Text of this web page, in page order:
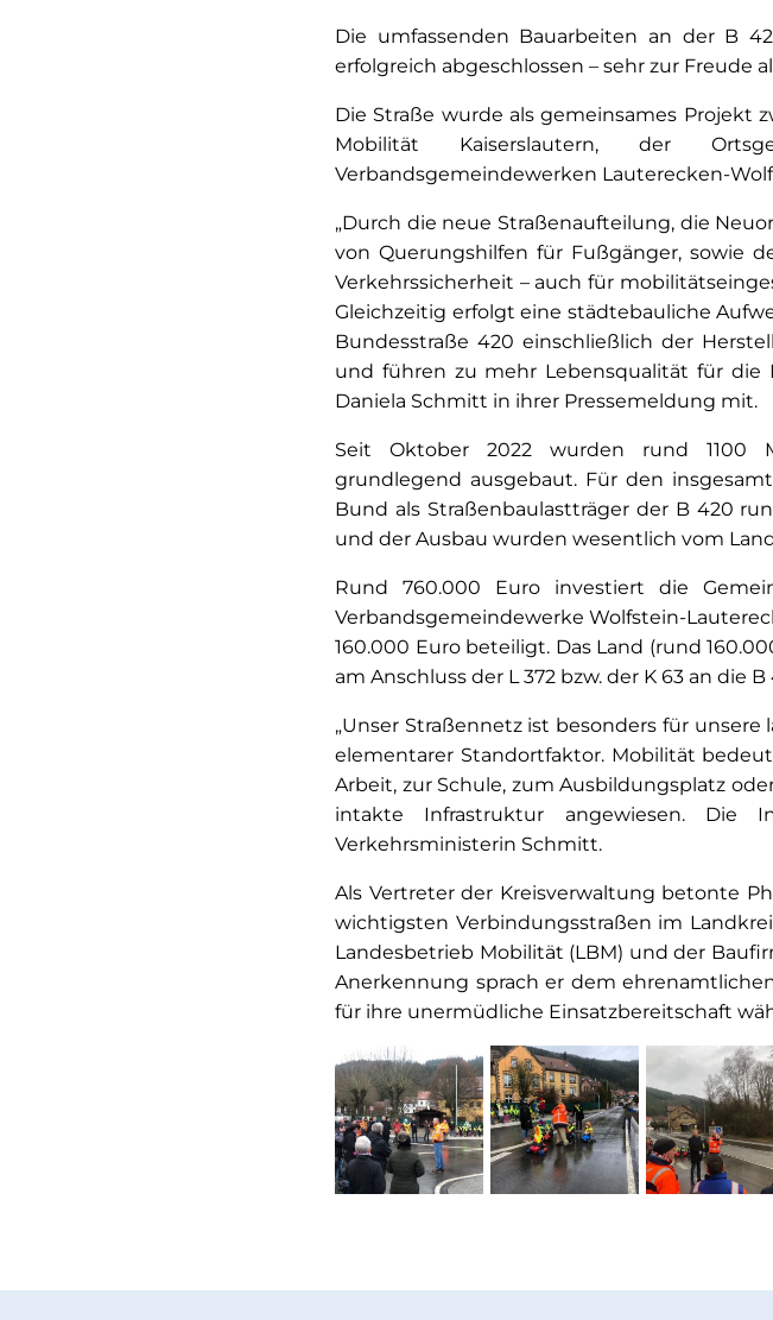
Die umfassenden Bauarbeiten an der B
erfolgreich abgeschlossen – sehr zur Freude
Die Straße wurde als gemeinsames Projekt
Mobilität Kaiserslautern, der
Verbandsgemeindewerken Lauterecken-
„Durch die neue Straßenaufteilung, die
von Querungshilfen für Fußgänger, sowie
Verkehrssicherheit – auch für
Gleichzeitig erfolgt eine städtebauliche
Bundesstraße 420 einschließlich der
und führen zu mehr Lebensqualität für die
Daniela Schmitt in ihrer Pressemeldung mit.
Seit Oktober 2022 wurden rund 1100
grundlegend ausgebaut. Für den
Bund als Straßenbaulastträger der B 420
und der Ausbau wurden wesentlich vom
Rund 760.000 Euro investiert die
Verbandsgemeindewerke Wolfstein-
160.000 Euro beteiligt. Das Land (rund
am Anschluss der L 372 bzw. der K 63 an die B
„Unser Straßennetz ist besonders für
elementarer Standortfaktor. Mobilität
Arbeit, zur Schule, zum Ausbildungsplatz
intakte Infrastruktur angewiesen. Die
Verkehrsministerin Schmitt.
Als Vertreter der Kreisverwaltung betonte
wichtigsten Verbindungsstraßen im
Landesbetrieb Mobilität (LBM) und der
Anerkennung sprach er dem
für ihre unermüdliche Einsatzbereitschaft